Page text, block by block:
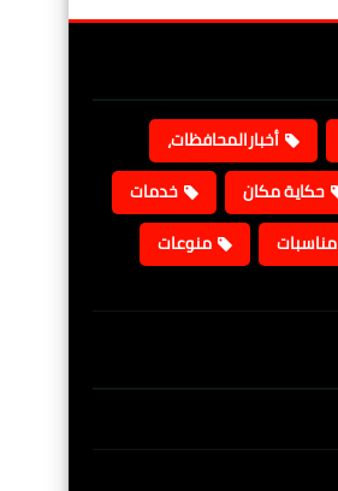
أخبارالمحافظات،
حكاية مكان
خدمات
مناسبات منوعات